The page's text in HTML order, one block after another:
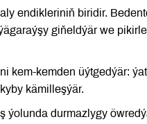
endikleriniň biridir.
giňeldýär we
kem-kemden üýtgedýär:
kämilleşýär.
ýolunda durmazlygy